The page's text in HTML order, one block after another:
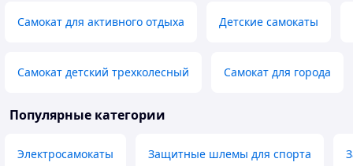
Самокат для активного отдыха Детские самокаты
Самокат детский трехколесный Самокат для города
Популярные категории
Электросамокаты Защитные шлемы для спорта